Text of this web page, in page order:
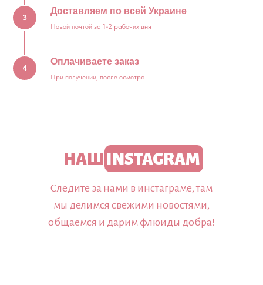
3
Доставляем по всей Украине
Новой почтой за 1-2 рабочих дня
4
Оплачиваете заказ
При получении, после осмотра
НАШ INSTAGRAM
Следите за нами в инстаграме, там
мы делимся свежими новостями,
общаемся и дарим флюиды добра!